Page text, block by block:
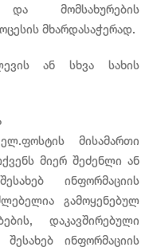
მომსახურების
მხარდასაჭერად.
ან სხვა სახის
მისამართი
მიერ შეძენლი ან
ინფორმაციის
გამოყენებულ
დაკავშირებული
ინფორმაციის